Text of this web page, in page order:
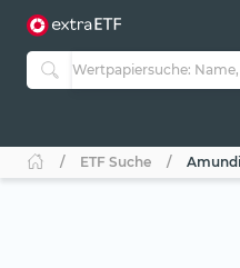
ETF-Guide 2.0
Guide Aktive ETFs
ETF-Sparpläne
ETF Suche Amundi